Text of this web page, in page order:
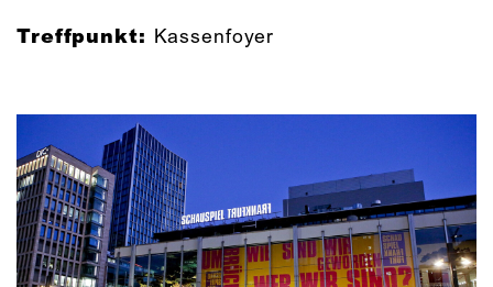
Treffpunkt: Kassenfoyer